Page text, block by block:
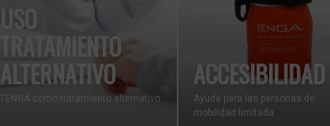
USO
TRATAMIENTO
ALTERNATIVO
TENGA como tratamiento alternativo
ACCESIBILIDAD
Ayuda para las personas de
mobilidad limitada